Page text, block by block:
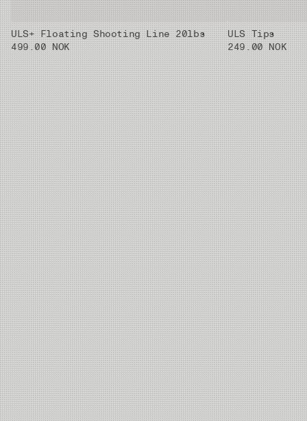
ULS+ Floating Shooting Line 20lbs
499.00 NOK
ULS Tips
249.00 NOK